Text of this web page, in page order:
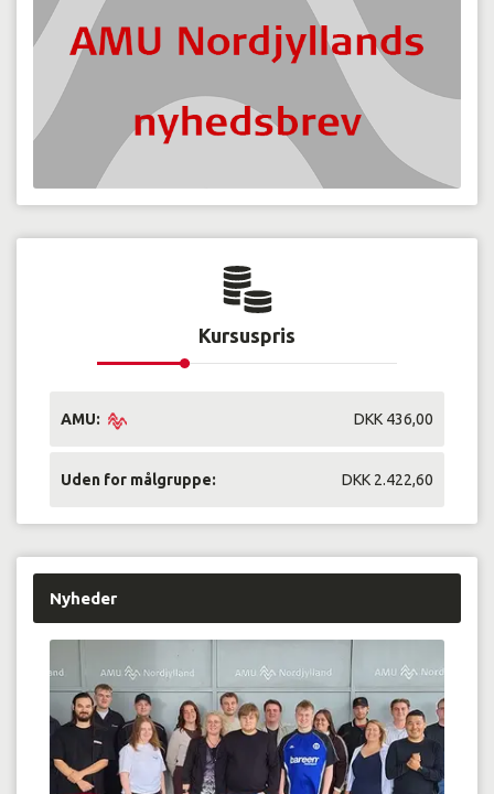
Kursuspris
AMU: DKK 436,00
Uden for målgruppe: DKK 2.422,60
Nyheder